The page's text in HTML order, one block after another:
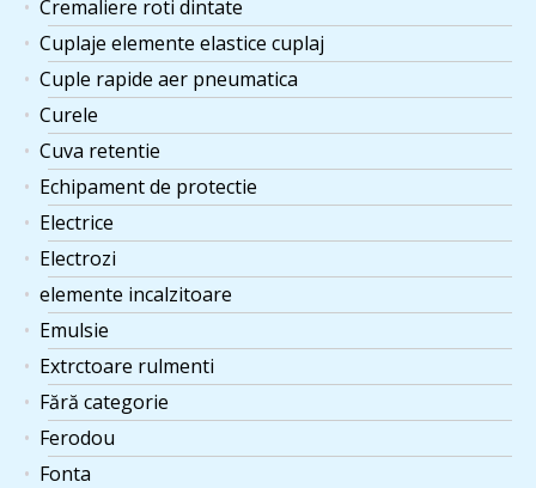
Cremaliere roti dintate
Cuplaje elemente elastice cuplaj
Cuple rapide aer pneumatica
Curele
Cuva retentie
Echipament de protectie
Electrice
Electrozi
elemente incalzitoare
Emulsie
Extrctoare rulmenti
Fără categorie
Ferodou
Fonta